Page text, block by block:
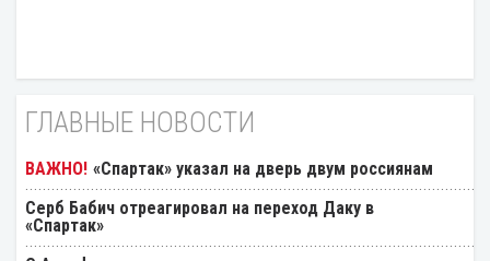
ГЛАВНЫЕ НОВОСТИ
«Спартак» указал на дверь двум россиянам
Серб Бабич отреагировал на переход Даку в
«Спартак»